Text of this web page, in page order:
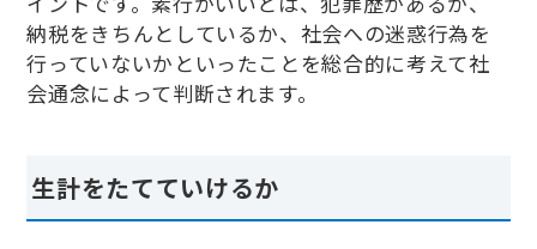
納税をきちんとしているか、社会への迷惑行為を
行っていないかといったことを総合的に考えて社
会通念によって判断されます。
生計をたてていけるか